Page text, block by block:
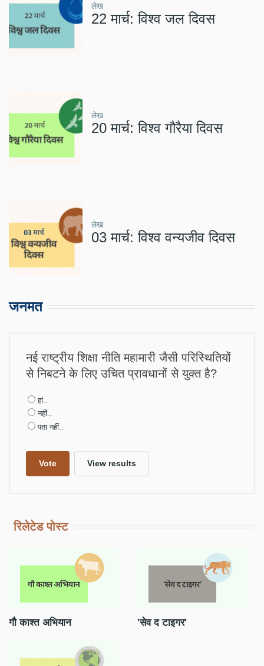
लेख
22 मार्च: विश्व जल दिवस
लेख
20 मार्च: विश्व गौरैया दिवस
लेख
03 मार्च: विश्व वन्यजीव दिवस
जनमत
नई राष्ट्रीय शिक्षा नीति महामारी जैसी परिस्थितियों
से निबटने के लिए उचित प्रावधानों से युक्त है?
Choices
हां..
नहीं..
पता नहीं..
रिलेटेड पोस्ट
22 मार्च: विश्व जल दिवस 20 मार्च: विश्व गौरैया